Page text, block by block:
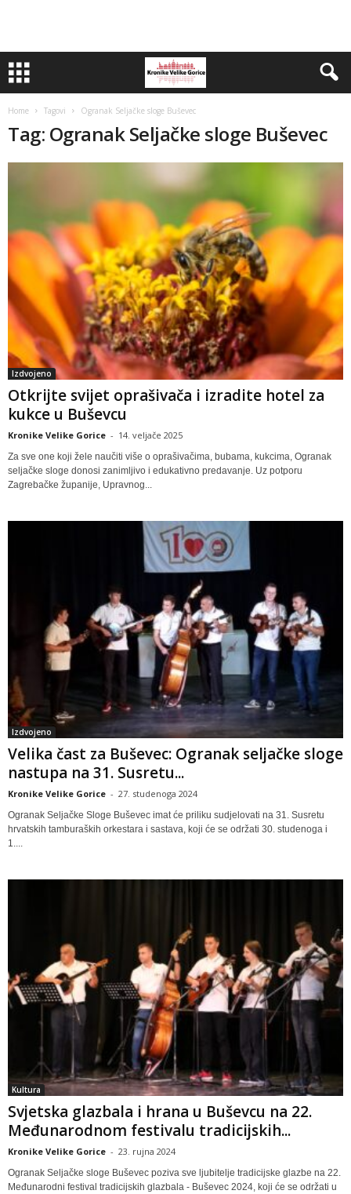
Home Tagovi Ogranak Seljačke sloge Buševec
Tag: Ogranak Seljačke sloge Buševec
Izdvojeno
Otkrijte svijet oprašivača i izradite hotel za
kukce u Buševcu
Kronike Velike Gorice - 14. veljače 2025
Za sve one koji žele naučiti više o oprašivačima, bubama, kukcima, Ogranak
seljačke sloge donosi zanimljivo i edukativno predavanje. Uz potporu
Zagrebačke županije, Upravnog...
Izdvojeno
Velika čast za Buševec: Ogranak seljačke sloge
nastupa na 31. Susretu...
Kronike Velike Gorice - 27. studenoga 2024
Ogranak Seljačke Sloge Buševec imat će priliku sudjelovati na 31. Susretu
hrvatskih tamburaških orkestara i sastava, koji će se održati 30. studenoga i
1....
Kultura
Svjetska glazbala i hrana u Buševcu na 22.
Međunarodnom festivalu tradicijskih...
Kronike Velike Gorice - 23. rujna 2024
Ogranak Seljačke sloge Buševec poziva sve ljubitelje tradicijske glazbe na 22.
Međunarodni festival tradicijskih glazbala - Buševec 2024, koji će se održati u